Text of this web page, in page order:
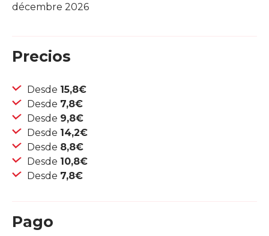
décembre 2026
Precios
Desde 15,8€
Desde 7,8€
Desde 9,8€
Desde 14,2€
Desde 8,8€
Desde 10,8€
Desde 7,8€
Pago